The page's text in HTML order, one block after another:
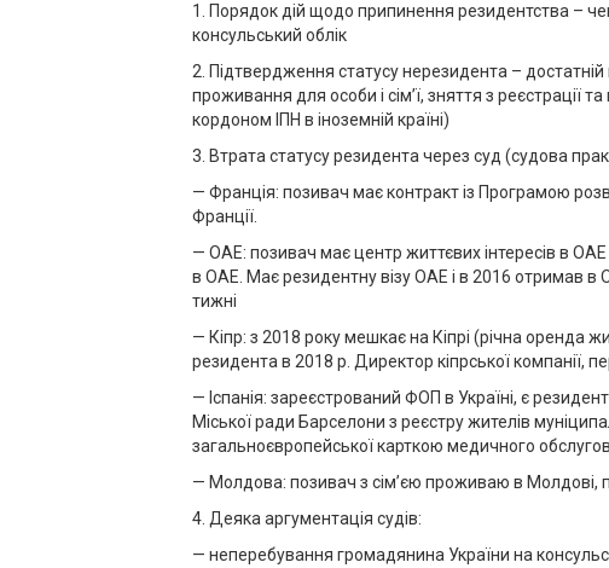
1. Порядок дій щодо припинення резидентства –
консульський облік
2. Підтвердження статусу нерезидента –
проживання для особи і сім’ї, зняття з
кордоном ІПН в іноземній країні)
3. Втрата статусу резидента через суд (судова
— Франція: позивач має контракт із Програмою
Франції.
— ОАЕ: позивач має центр життєвих інтересів в
в ОАЕ. Має резидентну візу ОАЕ і в 2016 отримав в
тижні
— Кіпр: з 2018 року мешкає на Кіпрі (річна оренда
резидента в 2018 р. Директор кіпрської компанії,
— Іспанія: зареєстрований ФОП в Україні, є
Міської ради Барселони з реєстру жителів
загальноєвропейської карткою медичного
— Молдова: позивач з сім’єю проживаю в Молдові,
4. Деяка аргументація судів:
— неперебування громадянина України на